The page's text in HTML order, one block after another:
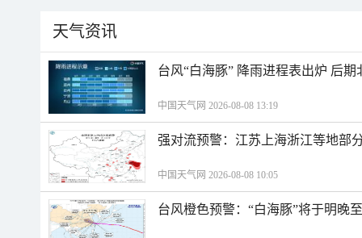
天气资讯
台风“白海豚” 降雨进程表出炉 后
中国天气网 2026-08-08 13:19
强对流预警：江苏上海浙江等地部
中国天气网 2026-08-08 10:05
台风橙色预警：“白海豚”将于明晚